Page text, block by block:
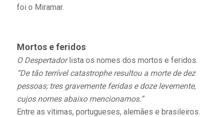
foi o Miramar.
Mortos e feridos
O Despertadorlista os nomes dos mortos e feridos.
“De tão terrível catastrophe resultou a morte de dez
pessoas; tres gravemente feridas e doze levemente,
cujos nomes abaixo mencionamos.”
Entre as vítimas, portugueses, alemães e brasileiros.